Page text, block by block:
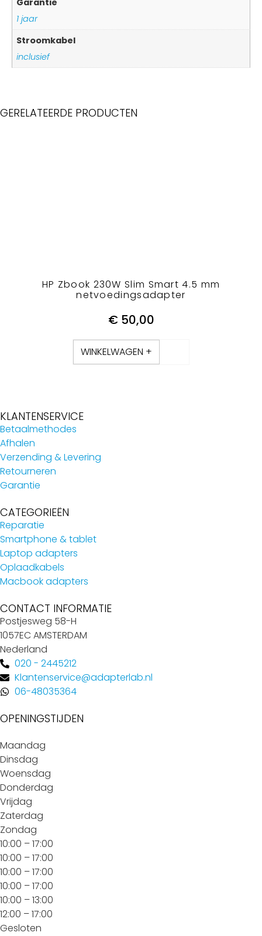
Garantie
1 jaar
Stroomkabel
inclusief
GERELATEERDE PRODUCTEN
HP Zbook 230W Slim Smart 4.5 mm
netvoedingsadapter
€50,00
WINKELWAGEN +
KLANTENSERVICE
Betaalmethodes
Afhalen
Verzending & Levering
Retourneren
Garantie
CATEGORIEËN
Reparatie
Smartphone & tablet
Laptop adapters
Oplaadkabels
Macbook adapters
CONTACT INFORMATIE
Postjesweg 58-H
1057EC AMSTERDAM
Nederland
020 - 2445212
Klantenservice@adapterlab.nl
06-48035364
OPENINGSTIJDEN
Maandag
Dinsdag
Woensdag
Donderdag
Vrijdag
Zaterdag
Zondag
10:00 – 17:00
10:00 – 17:00
10:00 – 17:00
10:00 – 17:00
10:00 – 13:00
12:00 – 17:00
Gesloten